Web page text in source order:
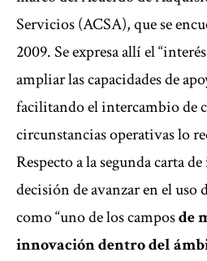
Servicios (ACSA), que se
2009. Se expresa allí el
ampliar las capacidades de
facilitando el intercambio de
circunstancias operativas lo
Respecto a la segunda carta
decisión de avanzar en el uso
como “uno de los camposde
innovación dentro del